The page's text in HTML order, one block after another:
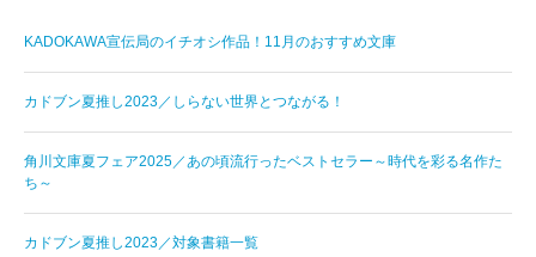
KADOKAWA宣伝局のイチオシ作品！11月のおすすめ文庫
カドブン夏推し2023／しらない世界とつながる！
角川文庫夏フェア2025／あの頃流行ったベストセラー～時代を彩る名作た
ち～
カドブン夏推し2023／対象書籍一覧